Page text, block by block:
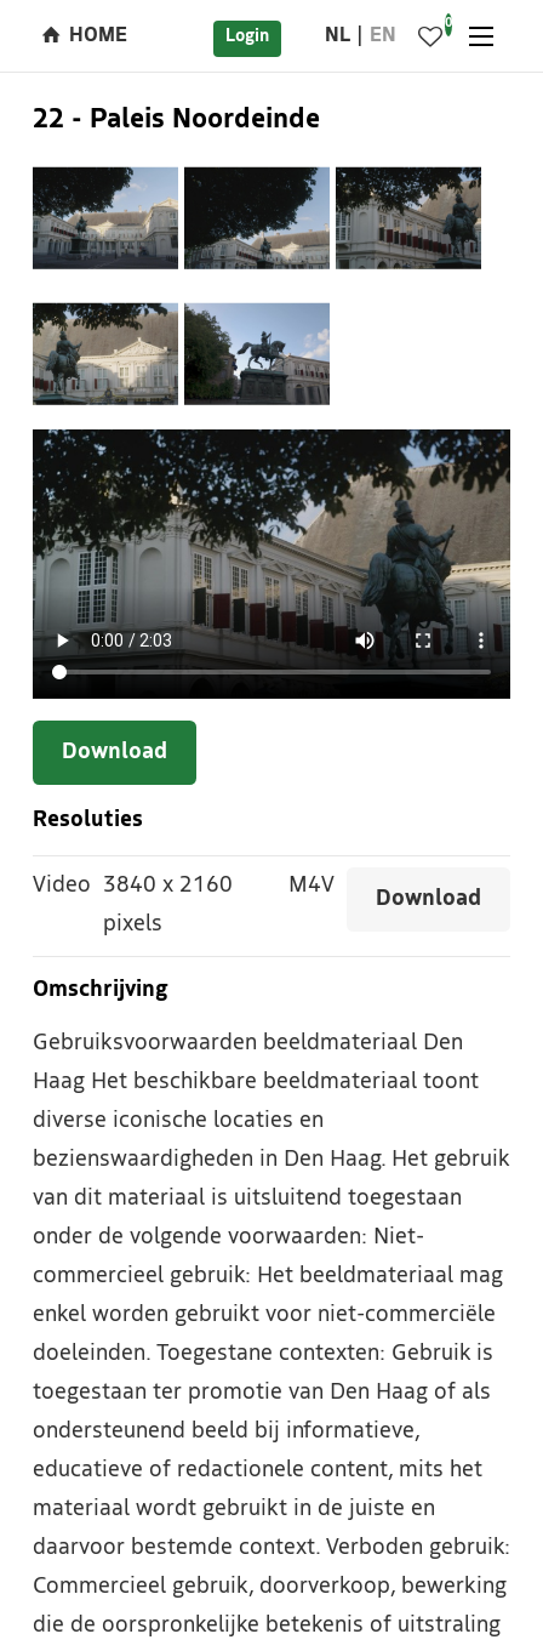
HOME Login NL EN
0
22 - Paleis Noordeinde
Download
Resoluties
Video 3840 x 2160
pixels
M4V
Download
Omschrijving
Gebruiksvoorwaarden beeldmateriaal Den
Haag Het beschikbare beeldmateriaal toont
diverse iconische locaties en
bezienswaardigheden in Den Haag. Het gebruik
van dit materiaal is uitsluitend toegestaan
onder de volgende voorwaarden: Niet-
commercieel gebruik: Het beeldmateriaal mag
enkel worden gebruikt voor niet-commerciële
doeleinden. Toegestane contexten: Gebruik is
toegestaan ter promotie van Den Haag of als
ondersteunend beeld bij informatieve,
educatieve of redactionele content, mits het
materiaal wordt gebruikt in de juiste en
daarvoor bestemde context. Verboden gebruik:
Commercieel gebruik, doorverkoop, bewerking
die de oorspronkelijke betekenis of uitstraling